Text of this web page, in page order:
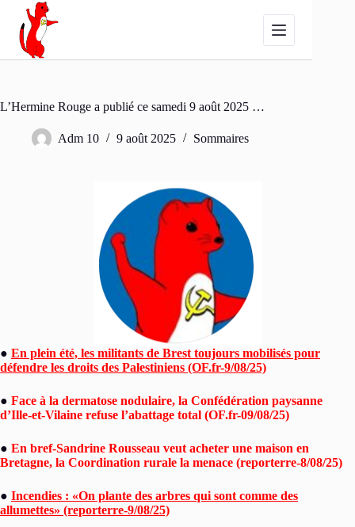
Passer
contenu
L’Hermine Rouge a publié ce samedi 9 août 2025 …
Adm 10 9 août 2025 Sommaires
● En plein été, les militants de Brest toujours mobilisés pour
défendre les droits des Palestiniens (OF.fr-9/08/25)
● Face à la dermatose nodulaire, la Confédération paysanne
d’Ille-et-Vilaine refuse l’abattage total (OF.fr-09/08/25)
● En bref-Sandrine Rousseau veut acheter une maison en
Bretagne, la Coordination rurale la menace (reporterre-8/08/25)
● Incendies : «On plante des arbres qui sont comme des
allumettes» (reporterre-9/08/25)